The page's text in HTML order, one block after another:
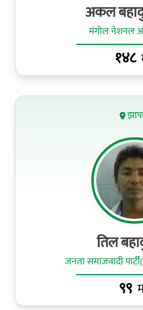
अकल
मंगोल नेशनल
१४८
तिल
जनता समाजवादी
९९